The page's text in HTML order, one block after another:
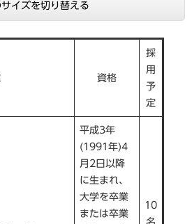
イズを切り替える
資格
採
用
予
定
平成3年
(1991年)4
月2日以降
に生まれ、
大学を卒業
または卒業
10
名